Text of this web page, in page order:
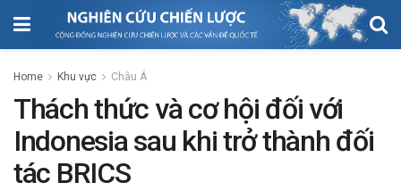
Home Khu vực Châu Á
Thách thức và cơ hội đối với
Indonesia sau khi trở thành đối
tác BRICS